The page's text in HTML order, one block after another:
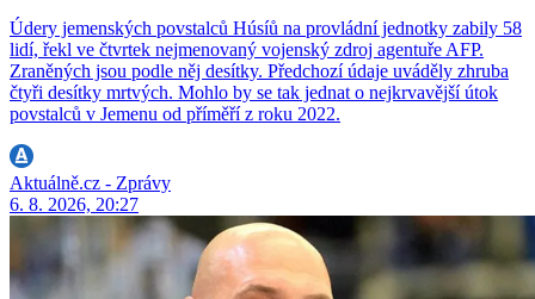
Údery jemenských povstalců Húsíů na provládní jednotky zabily 58
lidí, řekl ve čtvrtek nejmenovaný vojenský zdroj agentuře AFP.
Zraněných jsou podle něj desítky. Předchozí údaje uváděly zhruba
čtyři desítky mrtvých. Mohlo by se tak jednat o nejkrvavější útok
povstalců v Jemenu od příměří z roku 2022.
Aktuálně.cz - Zprávy
6. 8. 2026, 20:27